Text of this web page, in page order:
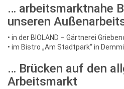
… arbeitsmarktnahe
unseren
• in der BIOLAND – Gärtnerei
• im Bistro „Am Stadtpark“ in
… Brücken auf den
Arbeitsmarkt